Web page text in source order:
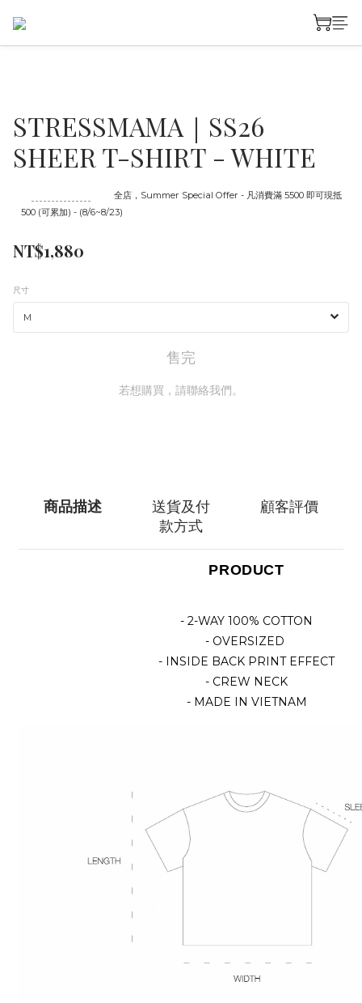
STRESSMAMA｜SS26
SHEER T-SHIRT - WHITE
全店，Summer Special Offer - 凡消費滿 5500 即可現抵
500 (可累加) - (8/6~8/23)
NT$1,880
尺寸
售完
若想購買，請聯絡我們。
商品描述
送貨及付
款方式
顧客評價
PRODUCT
- 2-WAY 100% COTTON
- OVERSIZED
- INSIDE BACK PRINT EFFECT
- CREW NECK
- MADE IN VIETNAM